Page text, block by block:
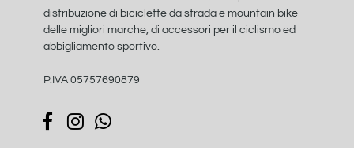
distribuzione di biciclette da strada e mountain bike
delle migliori marche, di accessori per il ciclismo ed
abbigliamento sportivo.
P.IVA 05757690879